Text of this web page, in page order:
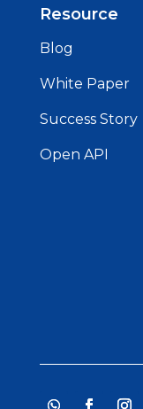
Resource
Blog
White Paper
Success Story
Open API